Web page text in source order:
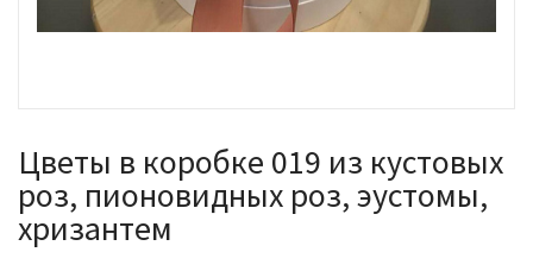
Цветы в коробке 019 из кустовых
роз, пионовидных роз, эустомы,
хризантем